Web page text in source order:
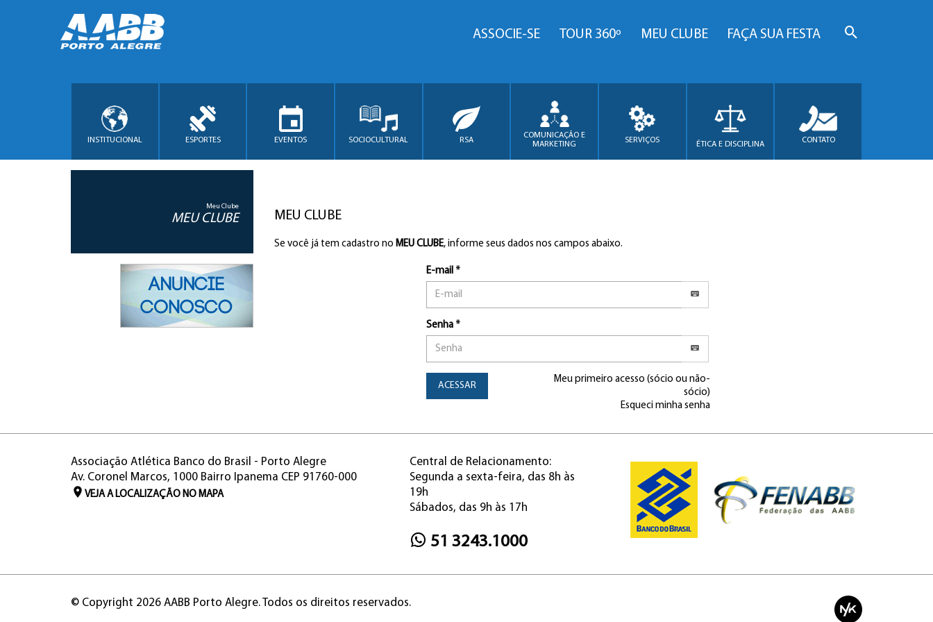
ASSOCIE-SE TOUR 360º MEU CLUBE FAÇA SUA FESTA
INSTITUCIONAL ESPORTES EVENTOS SOCIOCULTURAL RSA
COMUNICAÇÃO E
MARKETING
SERVIÇOS ÉTICA E DISCIPLINA CONTATO
Meu Clube
MEU CLUBE MEU CLUBE
Se você já tem cadastro no MEU CLUBE, informe seus dados nos campos abaixo.
E-mail *
Senha *
ACESSAR
Meu primeiro acesso (sócio ou não-
sócio)
Esqueci minha senha
Associação Atlética Banco do Brasil - Porto Alegre
Av. Coronel Marcos, 1000 Bairro Ipanema CEP 91760-000
VEJA A LOCALIZAÇÃO NO MAPA
Central de Relacionamento:
Segunda a sexta-feira, das 8h às
19h
Sábados, das 9h às 17h
51 3243.1000
© Copyright 2026 AABB Porto Alegre. Todos os direitos reservados.